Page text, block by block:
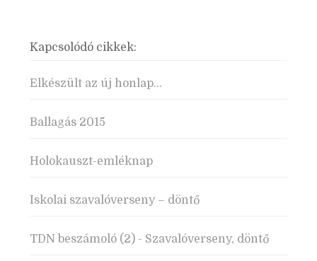
Kapcsolódó cikkek:
Elkészült az új honlap…
Ballagás 2015
Holokauszt-emléknap
Iskolai szavalóverseny – döntő
TDN beszámoló (2) - Szavalóverseny, döntő